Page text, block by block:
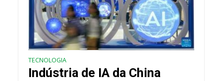
TECNOLOGIA
Indústria de IA da China